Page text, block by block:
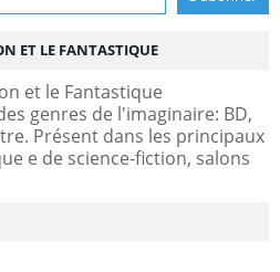
ET LE FANTASTIQUE
genres de l'imaginaire: BD,
Présent dans les principaux
e de science-fiction, salons